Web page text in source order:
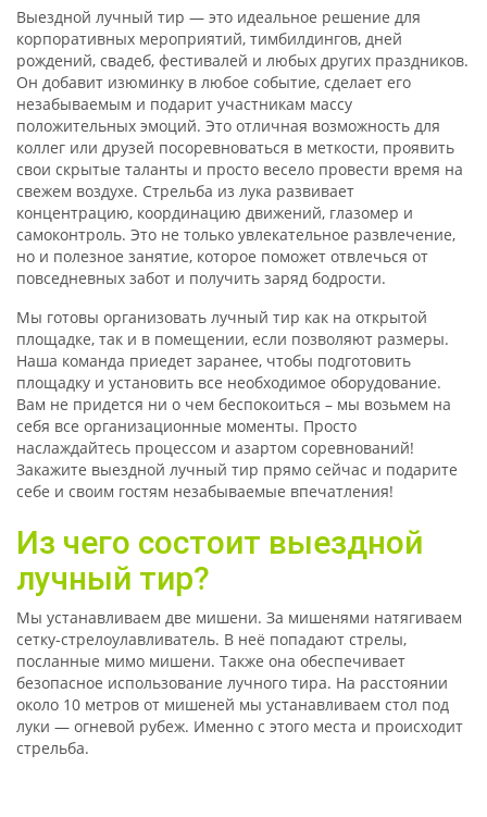
Выездной лучный тир — это идеальное решение для
корпоративных мероприятий, тимбилдингов, дней
рождений, свадеб, фестивалей и любых других праздников.
Он добавит изюминку в любое событие, сделает его
незабываемым и подарит участникам массу
положительных эмоций. Это отличная возможность для
коллег или друзей посоревноваться в меткости, проявить
свои скрытые таланты и просто весело провести время на
свежем воздухе. Стрельба из лука развивает
концентрацию, координацию движений, глазомер и
самоконтроль. Это не только увлекательное развлечение,
но и полезное занятие, которое поможет отвлечься от
повседневных забот и получить заряд бодрости.
Мы готовы организовать лучный тир как на открытой
площадке, так и в помещении, если позволяют размеры.
Наша команда приедет заранее, чтобы подготовить
площадку и установить все необходимое оборудование.
Вам не придется ни о чем беспокоиться – мы возьмем на
себя все организационные моменты. Просто
наслаждайтесь процессом и азартом соревнований!
Закажите выездной лучный тир прямо сейчас и подарите
себе и своим гостям незабываемые впечатления!
Из чего состоит выездной
лучный тир?
Мы устанавливаем две мишени. За мишенями натягиваем
сетку-стрелоулавливатель. В неё попадают стрелы,
посланные мимо мишени. Также она обеспечивает
безопасное использование лучного тира. На расстоянии
около 10 метров от мишеней мы устанавливаем стол под
луки — огневой рубеж. Именно с этого места и происходит
стрельба.